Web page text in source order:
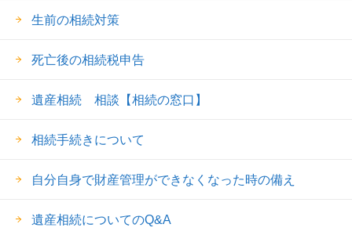
生前の相続対策
死亡後の相続税申告
遺産相続 相談【相続の窓口】
相続手続きについて
自分自身で財産管理ができなくなった時の備え
遺産相続についてのQ&A